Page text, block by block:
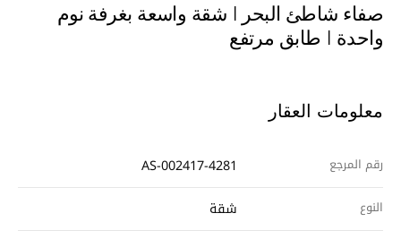
معرض الصور
صفاء شاطئ البحر | شقة واسعة بغرفة نوم
واحدة | طابق مرتفع
معلومات العقار
رقم المرجع AS-002417-4281
النوع شقة